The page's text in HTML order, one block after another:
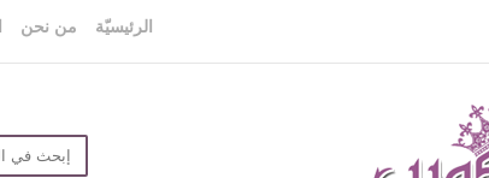
الرئيسيّة من نحن